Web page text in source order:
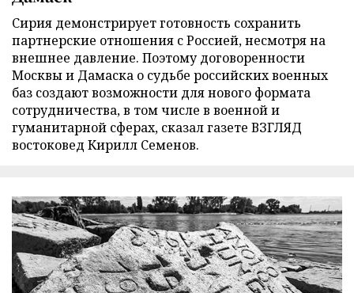
Сирия демонстрирует готовность сохранить
партнерские отношения с Россией, несмотря на
внешнее давление. Поэтому договоренности
Москвы и Дамаска о судьбе российских военных
баз создают возможности для нового формата
сотрудничества, в том числе в военной и
гуманитарной сферах, сказал газете ВЗГЛЯД
востоковед Кирилл Семенов.